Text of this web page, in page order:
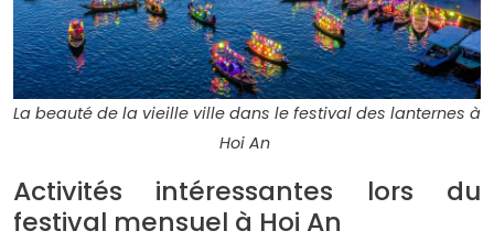
La beauté de la vieille ville dans le festival des lanternes à
Hoi An
Activités intéressantes lors du
festival mensuel à Hoi An